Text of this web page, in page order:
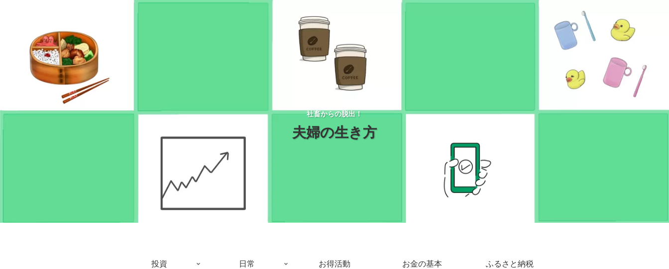
社畜からの脱出！
夫婦の生き方
投資 日常 お得活動 お金の基本 ふるさと納税